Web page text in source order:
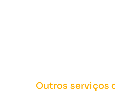
Outros serviços